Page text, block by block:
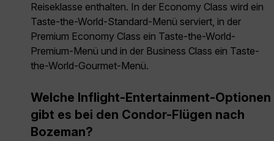
Reiseklasse enthalten. In der Economy Class wird ein
Taste-the-World-Standard-Menü serviert, in der
Premium Economy Class ein Taste-the-World-
Premium-Menü und in der Business Class ein Taste-
the-World-Gourmet-Menü.
Welche Inflight-Entertainment-Optionen
gibt es bei den Condor-Flügen nach
Bozeman?